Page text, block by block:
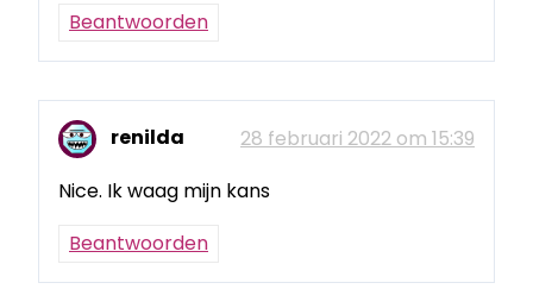
Beantwoorden
renilda
28 februari 2022 om 15:39
Nice. Ik waag mijn kans
Beantwoorden